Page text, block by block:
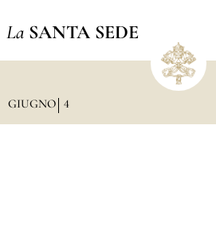
La SANTA SEDE
GIUGNO 4